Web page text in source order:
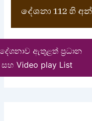
දේශනා 112 හි
ඇතුළත් ප්‍රධාන
Video play List